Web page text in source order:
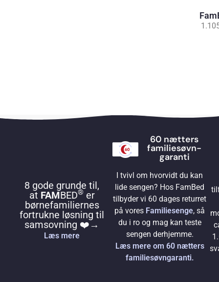
8 gode grunde til,
at FAMBED® er
børnefamiliernes
fortrukne løsning til
samsovning ❤️→
Læs mere
60 nætters
familiesøvn-
garanti
I tvivl om hvorvidt du kan
lide sengen? Hos FamBed
tilbyder vi 60 dages returret
på vores Familiesenge, så
du i ro og mag kan teste
sengen derhjemme.
Læs mere om 60 nætters
familiesøvngaranti.